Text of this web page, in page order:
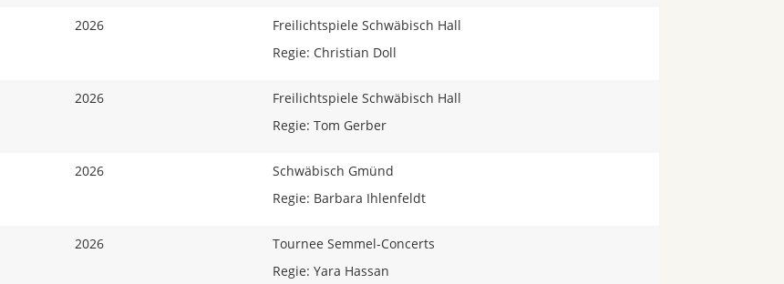
2026
Freilichtspiele Schwäbisch Hall
Regie: Christian Doll
2026
Freilichtspiele Schwäbisch Hall
Regie: Tom Gerber
2026
Schwäbisch Gmünd
Regie: Barbara Ihlenfeldt
2026
Tournee Semmel-Concerts
Regie: Yara Hassan